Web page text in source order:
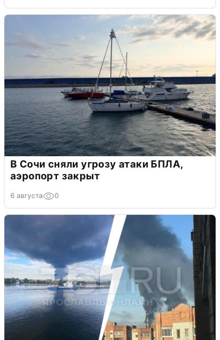
В Сочи сняли угрозу атаки БПЛА,
аэропорт закрыт
6 августа 0